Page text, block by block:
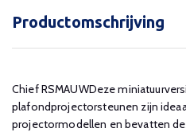
Productomschrijving
Chief RSMAUWDeze
plafondprojectorsteunen zijn
projectormodellen en bevatten